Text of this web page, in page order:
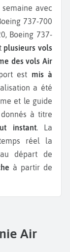
avec
737-700
Boeing 737-
plusieurs vols
des vols Air
est mis à
a été
et le guide
à titre
instant. La
réel la
départ de
à partir de
Air